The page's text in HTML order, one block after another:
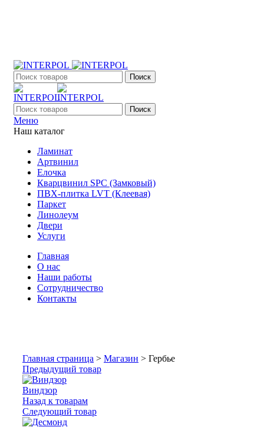
Поиск
Поиск
Меню
Наш каталог
Ламинат
Артвинил
Елочка
Кварцвинил SPC (Замковый)
ПВХ-плитка LVT (Клеевая)
Паркет
Линолеум
Двери
Услуги
Главная
О нас
Наши работы
Сотрудничество
Контакты
Главная страница > Магазин > Гербье
Предыдущий товар
Виндзор
Назад к товарам
Следующий товар